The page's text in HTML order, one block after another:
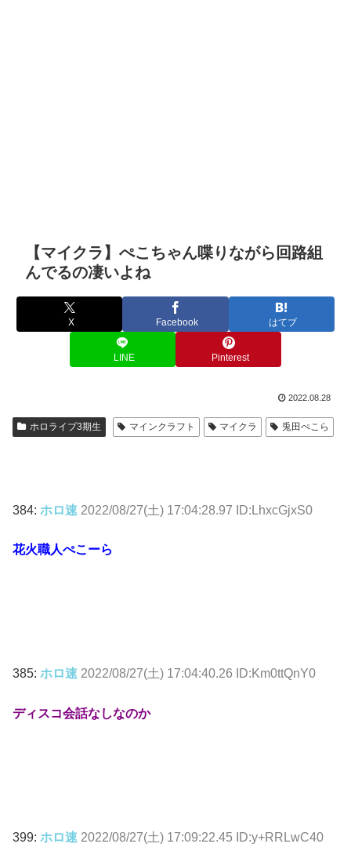
【マイクラ】ぺこちゃん喋りながら回路組
んでるの凄いよね
X Facebook はてブ
LINE Pinterest
2022.08.28
ホロライブ3期生 マインクラフト マイクラ 兎田ぺこら
384: ホロ速 2022/08/27(土) 17:04:28.97 ID:LhxcGjxS0
花火職人ぺこーら
385: ホロ速 2022/08/27(土) 17:04:40.26 ID:Km0ttQnY0
ディスコ会話なしなのか
399: ホロ速 2022/08/27(土) 17:09:22.45 ID:y+RRLwC40